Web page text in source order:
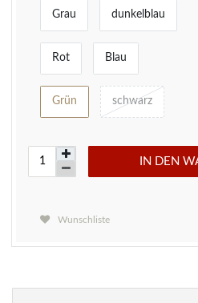
Grau dunkelblau
Rot Blau
Grün schwarz
IN DEN
Wunschliste